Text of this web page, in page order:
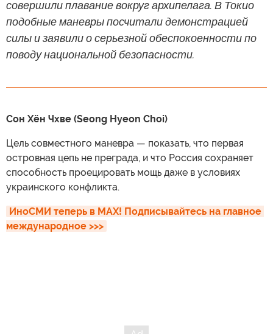
совершили плавание вокруг архипелага. В Токио
подобные маневры посчитали демонстрацией
силы и заявили о серьезной обеспокоенности по
поводу национальной безопасности.
Сон Хён Чхве (Seong Hyeon Choi)
Цель совместного маневра — показать, что первая
островная цепь не преграда, и что Россия сохраняет
способность проецировать мощь даже в условиях
украинского конфликта.
ИноСМИ теперь в MAX! Подписывайтесь на главное
международное >>>